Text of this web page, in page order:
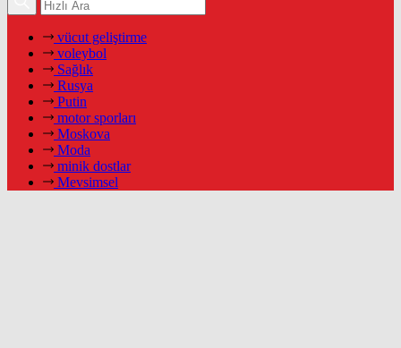
vücut geliştirme
voleybol
Sağlık
Rusya
Putin
motor sporları
Moskova
Moda
minik dostlar
Mevsimsel